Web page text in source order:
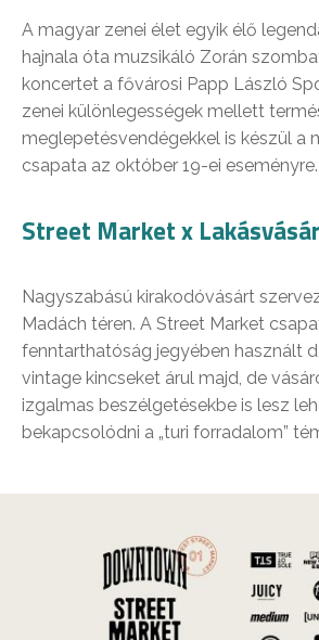
A magyar zenei élet egyik élő
hajnala óta muzsikáló Zorán
koncertet a fővárosi Papp László
zenei különlegességek mellett
meglepetésvendégekkel is készül a
csapata az október 19-ei eseményre.
Street Market x Lakásvásár
Nagyszabású kirakodóvásárt
Madách téren. A Street Market
fenntarthatóság jegyében használt
vintage kincseket árul majd, de
izgalmas beszélgetésekbe is lesz
bekapcsolódni a „turi forradalom”